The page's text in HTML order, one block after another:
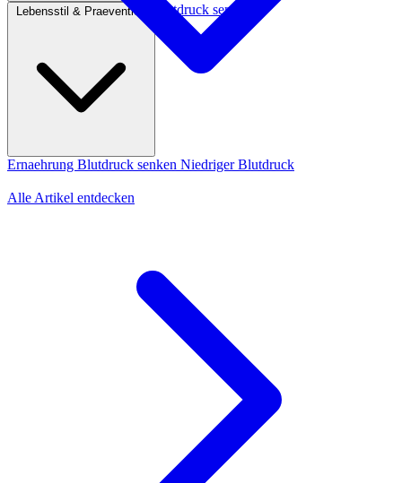
MedikamenteHausmittel Blutdruck senken
Ernaehrung Blutdruck senken Niedriger Blutdruck
Alle Artikel entdecken